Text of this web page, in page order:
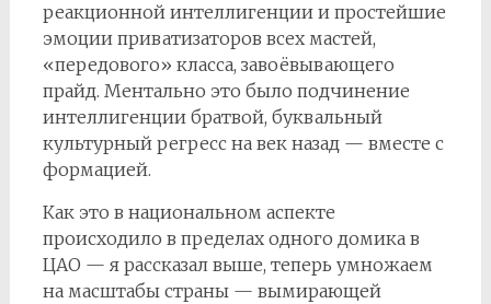
реакционной интеллигенции и простейшие
эмоции приватизаторов всех мастей,
«передового» класса, завоёвывающего
прайд. Ментально это было подчинение
интеллигенции братвой, буквальный
культурный регресс на век назад — вместе с
формацией.
Как это в национальном аспекте
происходило в пределах одного домика в
ЦАО — я рассказал выше, теперь умножаем
на масштабы страны — вымирающей